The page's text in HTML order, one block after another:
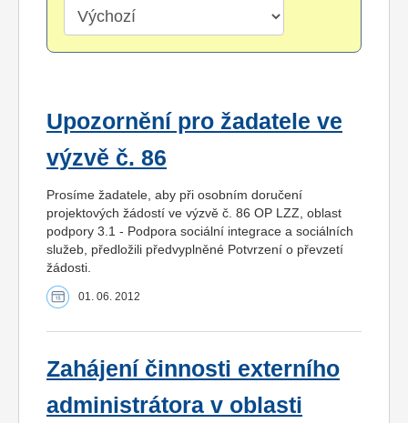
Upozornění pro žadatele ve
výzvě č. 86
Prosíme žadatele, aby při osobním doručení
projektových žádostí ve výzvě č. 86 OP LZZ, oblast
podpory 3.1 - Podpora sociální integrace a sociálních
služeb, předložili předvyplněné Potvrzení o převzetí
žádosti.
01. 06. 2012
Zahájení činnosti externího
administrátora v oblasti